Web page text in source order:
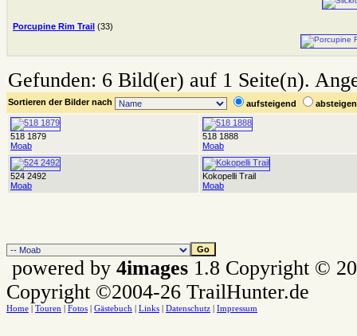
Porcupine Rim Trail (33)
Gefunden: 6 Bild(er) auf 1 Seite(n).
Sortieren der Bilder nach aufsteigend
518 1879
Moab
518 1888
Moab
524 2492
Moab
Kokopelli Trail
Moab
powered by 4images 1.8 Copyright ©
Copyright ©2004-26 TrailHunter.de
Home Touren Fotos Gästebuch Links Datenschutz Impressum